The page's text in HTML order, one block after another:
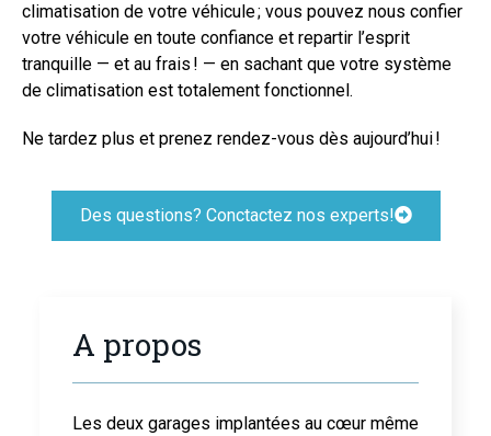
climatisation de votre véhicule ; vous pouvez nous confier
votre véhicule en toute confiance et repartir l’esprit
tranquille — et au frais ! — en sachant que votre système
de climatisation est totalement fonctionnel.
Ne tardez plus et prenez rendez-vous dès aujourd’hui !
Des questions? Conctactez nos experts!
A propos
Les deux garages implantées au cœur même